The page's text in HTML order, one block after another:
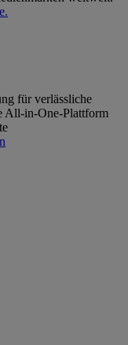
für verlässliche
All-in-One-Plattform